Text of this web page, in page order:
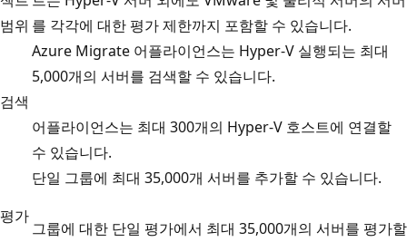
범위 를 각각에 대한 평가 제한까지 포함할 수 있습니다.
검색
Azure Migrate 어플라이언스는 Hyper-V 실행되는 최대
5,000개의 서버를 검색할 수 있습니다.
어플라이언스는 최대 300개의 Hyper-V 호스트에 연결할
수 있습니다.
평가
단일 그룹에 최대 35,000개 서버를 추가할 수 있습니다.
그룹에 대한 단일 평가에서 최대 35,000개의 서버를 평가할